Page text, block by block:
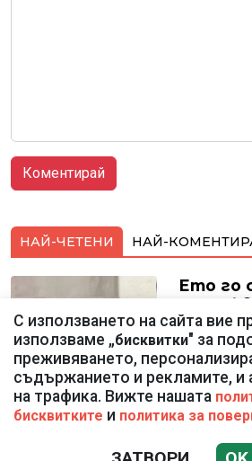
НАЙ-ЧЕТЕНИ НАЙ-
Ето го
външна
Ким Чен
С използването на сайта вие
използваме „бисквитки" за
преживяването,
съдържанието и рекламите, и
на трафика. Вижте нашата
бисквитките и политика за